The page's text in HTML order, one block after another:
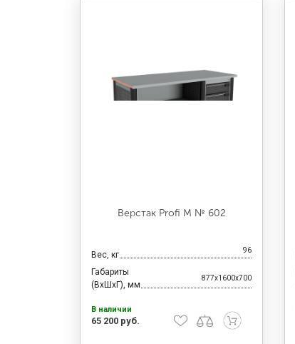
Верстак Profi M № 602
Вес, кг 96
Габариты
(ВхШхГ), мм
877x1600x700
В наличии
65 200 руб.